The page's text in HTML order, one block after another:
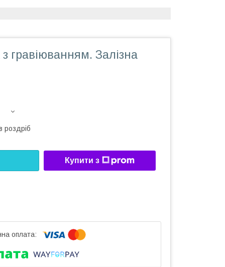
гравіюванням. Залізна
роздріб
Купити з